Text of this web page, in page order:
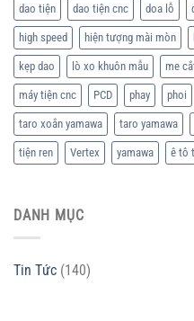
dao tiện dao tiện cnc doa lỗ
high speed hiện tượng mài mòn
kẹp dao lò xo khuôn mẫu me
máy tiện cnc PCD phay phoi
taro xoắn yamawa taro yamawa
tiện ren Vertex yamawa ê tô
DANH MỤC
Tin Tức (140)